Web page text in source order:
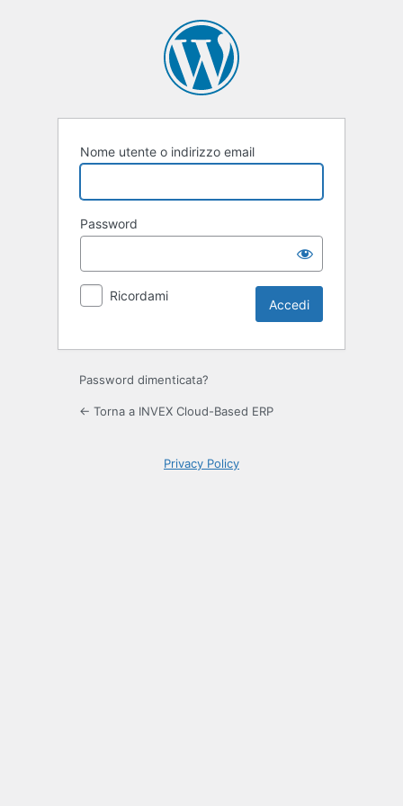
Nome utente o indirizzo email
Password
Ricordami
Password dimenticata?
← Torna a INVEX Cloud-Based ERP
Privacy Policy